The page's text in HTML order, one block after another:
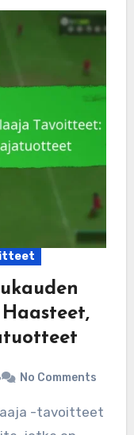
No Comments